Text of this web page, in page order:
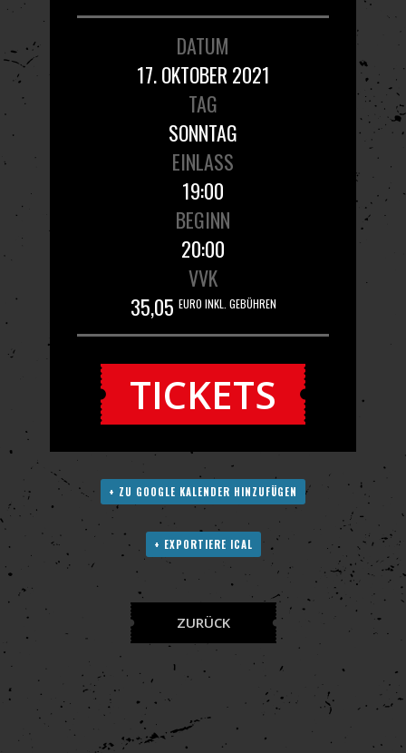
DATUM
17. OKTOBER 2021
TAG
SONNTAG
EINLASS
19:00
BEGINN
20:00
VVK
35,05 EURO INKL. GEBÜHREN
TICKETS
+ ZU GOOGLE KALENDER HINZUFÜGEN
+ EXPORTIERE ICAL
ZURÜCK